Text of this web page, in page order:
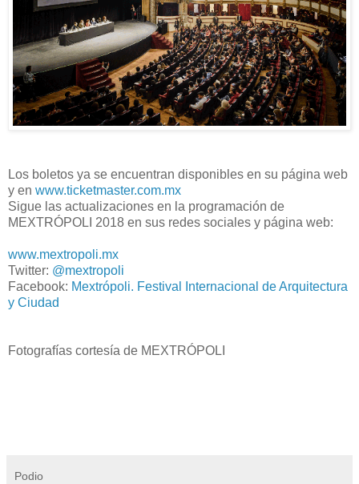
Los boletos ya se encuentran disponibles en su página web
y en www.ticketmaster.com.mx
Sigue las actualizaciones en la programación de
MEXTRÓPOLI 2018 en sus redes sociales y página web:
www.mextropoli.mx
Twitter: @mextropoli
Facebook: Mextrópoli. Festival Internacional de Arquitectura
y Ciudad
Fotografías cortesía de MEXTRÓPOLI
Podio